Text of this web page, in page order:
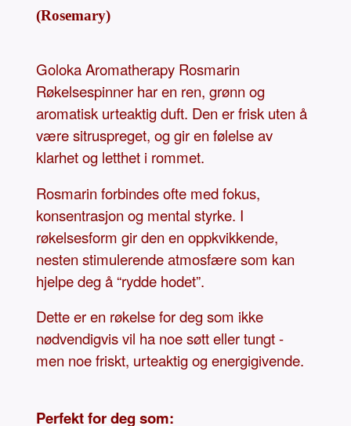
(Rosemary)
Goloka Aromatherapy Rosmarin
Røkelsespinner har en ren, grønn og
aromatisk urteaktig duft. Den er frisk uten å
være sitruspreget, og gir en følelse av
klarhet og letthet i rommet.
Rosmarin forbindes ofte med fokus,
konsentrasjon og mental styrke. I
røkelsesform gir den en oppkvikkende,
nesten stimulerende atmosfære som kan
hjelpe deg å “rydde hodet”.
Dette er en røkelse for deg som ikke
nødvendigvis vil ha noe søtt eller tungt -
men noe friskt, urteaktig og energigivende.
Perfekt for deg som: